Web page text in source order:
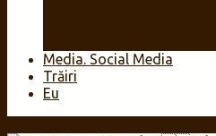
Media. Social Media
Trăiri
Eu